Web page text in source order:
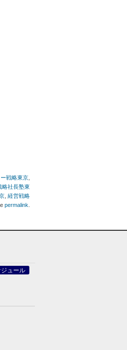
戦略東京
略社長塾東
経営戦略
permalink
ジュール